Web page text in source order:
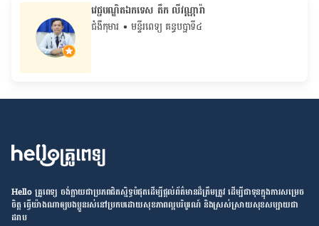
វេជ្ជបណ្ឌិតឯកទេស តឹក លីវណ្ណារ៉ា
ជំងឺកុមារ • មន្ទីរពេទ្យ គន្ធបប្ផាទី៤
Hello គ្រូពេទ្យ ​ចង់​ក្លាយ​ជា​ប្រភព​ជិតស្និទ្ធបំផុតដើម្បី​ផ្ដល់​ព័ត៌មាន​ដ៏​ត្រឹមត្រូវ​ ដើម្បី​ជា​ទុន​ក្នុង​ការ​សម្រេច​
ចិត្ត ធ្វើ​យ៉ាង​ណា​ឲ្យ​បងប្អូន​រស់នៅ​ប្រកប​ដោយ​សុខភាព​ល្អ​បរិបូរណ៍ និង​ស្រស់ស្រាយ​សុខសប្បាយ​ជា​
ដរាប